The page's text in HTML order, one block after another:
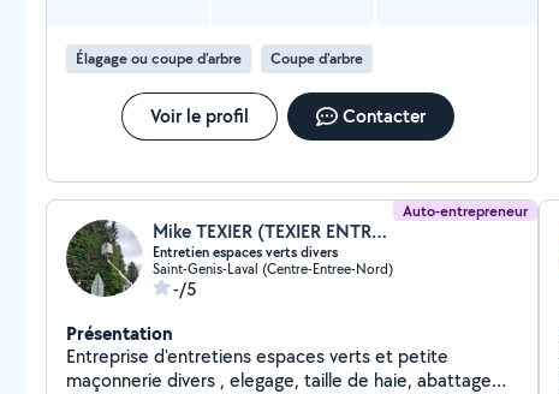
Élagage ou coupe d'arbre Coupe d'arbre
Voir le profil Contacter
Auto-entrepreneur
Mike TEXIER (TEXIER ENTREPRISE)
Entretien espaces verts divers
Saint-Genis-Laval (Centre-Entree-Nord)
-/5
Présentation
Entreprise d'entretiens espaces verts et petite
maçonnerie divers , elegage, taille de haie, abattage